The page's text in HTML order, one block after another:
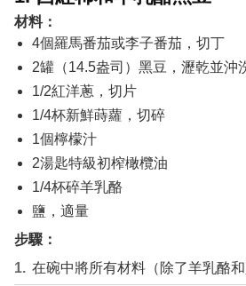
材料：
4個羅馬番茄或李子番茄，切丁
2罐（14.5盎司）黑豆，瀝乾並沖
1/2紅洋蔥，切片
1/4杯新鮮蒔蘿，切碎
1個檸檬汁
2湯匙特級初榨橄欖油
1/4杯碎羊乳酪
鹽，適量
步驟：
在碗中將所有材料（除了羊乳酪和